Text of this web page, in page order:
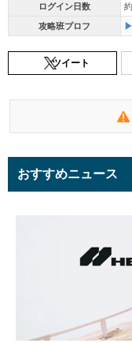
ログイン日数
攻略班プロフ ▶
ツイート
おすすめニュース